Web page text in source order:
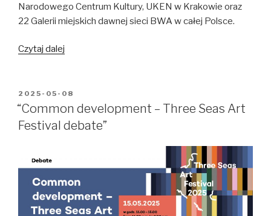
Narodowego Centrum Kultury, UKEN w Krakowie oraz
22 Galerii miejskich dawnej sieci BWA w całej Polsce.
Czytaj dalej
Współpraca
europejska
w
BWA-
Europe
Project.
OPUBLIKOWANE
W
2025-05-08
“Common development – Three Seas Art
Festival debate”